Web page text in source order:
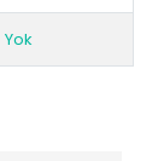
Yok